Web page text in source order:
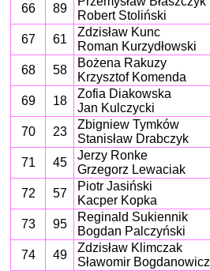
66 89
Robert Stoliński
67
61
Zdzisław Kunc
Roman Kurzydłowski
68 58
Bożena Rakuzy
Krzysztof Komenda
69
18
Zofia Diakowska
Jan Kulczycki
70
23
Zbigniew Tymków
Stanisław Drabczyk
71
45
Jerzy Ronke
Grzegorz Lewaciak
72 57
Piotr Jasiński
Kacper Kopka
73
95
Reginald Sukiennik
Bogdan Palczyński
74 49
Zdzisław Klimczak
Sławomir Bogdanowicz